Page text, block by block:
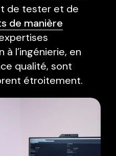
de tester et de
de manière
l’ingénierie, en
qualité, sont
étroitement.